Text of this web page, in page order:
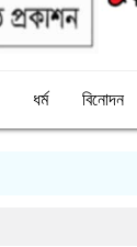
ধর্ম বিনোদন